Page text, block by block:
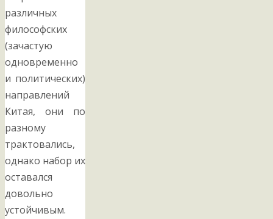
различных
философских
(зачастую
одновременно
и политических)
направлений
Китая, они по
разному
трактовались,
однако набор их
оставался
довольно
устойчивым.